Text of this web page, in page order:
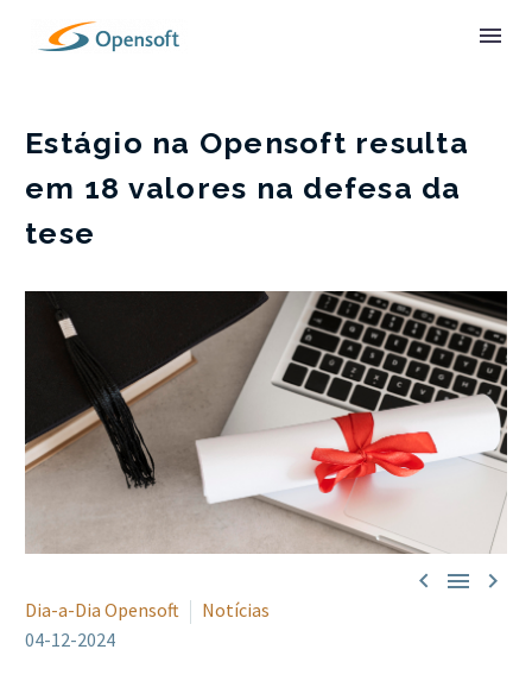
Estágio na Opensoft resulta
em 18 valores na defesa da
tese
  
Dia-a-Dia Opensoft
Notícias
04-12-2024